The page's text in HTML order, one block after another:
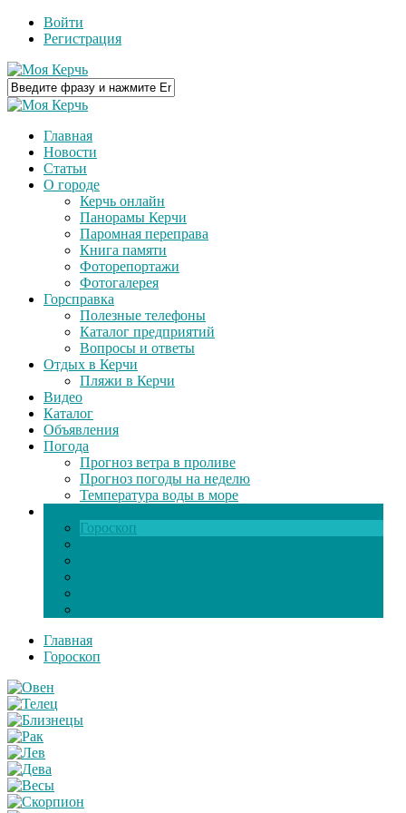
Войти
Регистрация
Главная
Новости
Статьи
О городе
Керчь онлайн
Панорамы Керчи
Паромная переправа
Книга памяти
Фоторепортажи
Фотогалерея
Горсправка
Полезные телефоны
Каталог предприятий
Вопросы и ответы
Отдых в Керчи
Пляжи в Керчи
Видео
Каталог
Объявления
Погода
Прогноз ветра в проливе
Прогноз погоды на неделю
Температура воды в море
Гороскоп
Главная
Гороскоп